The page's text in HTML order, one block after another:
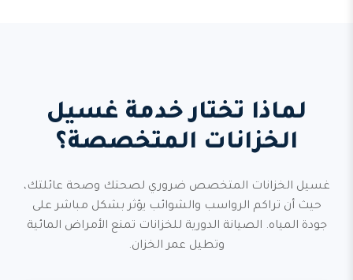
لماذا تختار خدمة غسيل
الخزانات المتخصصة؟
غسيل الخزانات المتخصص ضروري لصحتك وصحة عائلتك،
حيث أن تراكم الرواسب والشوائب يؤثر بشكل مباشر على
جودة المياه. الصيانة الدورية للخزانات تمنع الأمراض المائية
وتطيل عمر الخزان.